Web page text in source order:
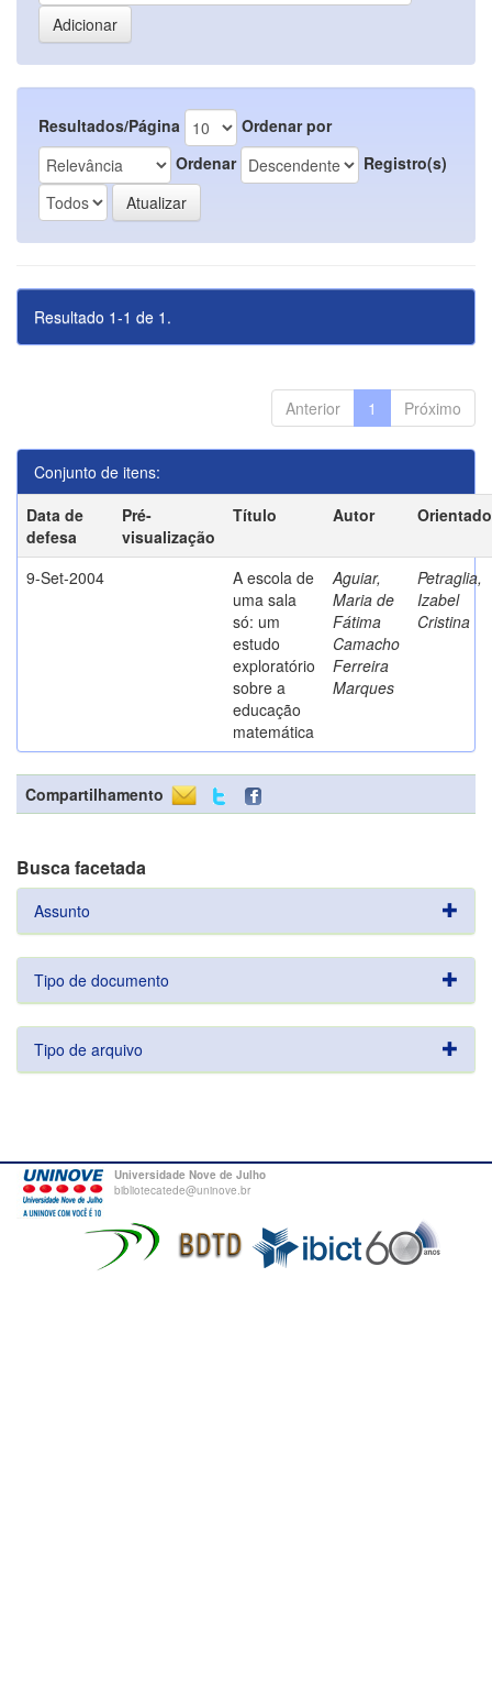
Resultados/Página
Ordenar por
Ordenar
Registro(s)
Resultado 1-1 de 1.
Anterior 1 Próximo
Conjunto de itens:
Data de
defesa
Pré-
visualização
Título Autor
9-Set-2004
A escola de
uma sala
só: um
estudo
exploratório
sobre a
educação
matemática
Aguiar,
Maria de
Fátima
Camacho
Ferreira
Marques
Petraglia,
Izabel
Cristina
Compartilhamento
Busca facetada
Assunto
Tipo de documento
Tipo de arquivo
Universidade Nove de Julho
bibliotecatede@uninove.br